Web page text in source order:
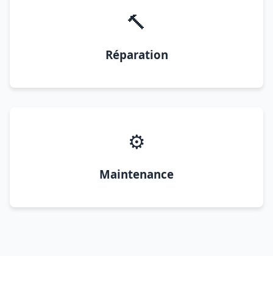
🔨
Réparation
⚙️
Maintenance